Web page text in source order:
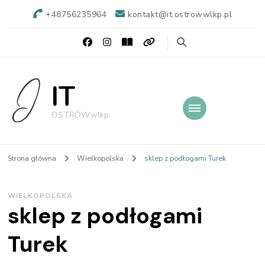
+48756235964 kontakt@it.ostrowwlkp.pl
IT
OSTRÓW.wlkp
Strona główna Wielkopolska sklep z podłogami Turek
WIELKOPOLSKA
sklep z podłogami
Turek